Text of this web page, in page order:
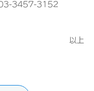
3457-3152
以上